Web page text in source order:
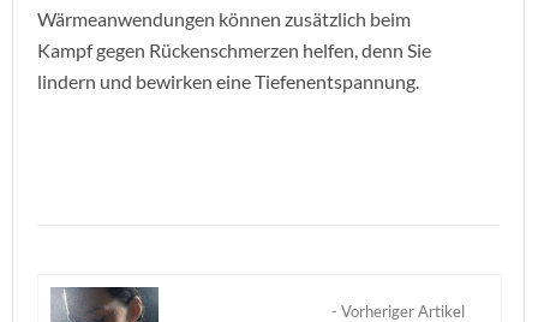
Wärmeanwendungen können zusätzlich beim
Kampf gegen Rückenschmerzen helfen, denn Sie
lindern und bewirken eine Tiefenentspannung.
- Vorheriger Artikel